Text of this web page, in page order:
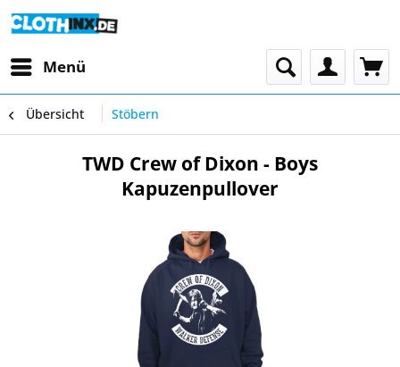
Menü
Übersicht Stöbern
TWD Crew of Dixon - Boys
Kapuzenpullover